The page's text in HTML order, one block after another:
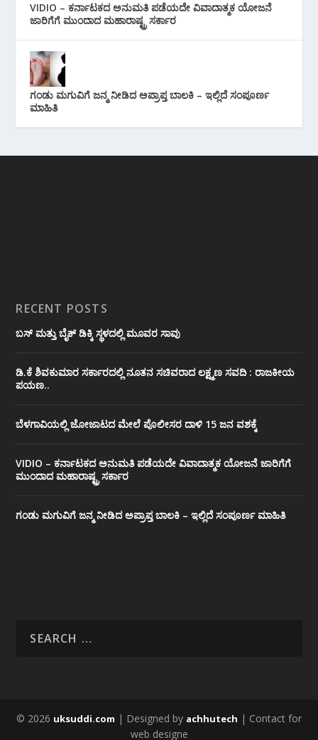
VIDIO – ಕರ್ನಾಟಕದ ಅನುಮತಿ ಪಡೆಯದೇ ವಿವಾದಾತ್ಮಕ ಯೋಜನೆ
ಜಾರಿಗೆಗೆ ಮುಂದಾದ ಮಹಾರಾಷ್ಟ್ರ ಸರ್ಕಾರ
ಗಂಡು ಮಗುವಿಗೆ ಜನ್ಮ ನೀಡಿದ ಅಪ್ರಾಪ್ತ ಬಾಲಕಿ – ಇಲ್ಲಿದೆ ಸಂಪೂರ್ಣ
ಮಾಹಿತಿ
RECENT POSTS
ಬಸ್ ಮತ್ತು ಬೈಕ್ ಡಿಕ್ಕಿ ಸ್ಥಳದಲ್ಲಿ ಮೂವರ ಸಾವು
ಡಿ.ಕೆ ಶಿವಕುಮಾರ ಸರ್ಕಾರದಲ್ಲಿ ನೂತನ ಸಚಿವರಾದ ಲಕ್ಷ್ಮಣ ಸವದಿ : ರಾಜಕೀಯ
ಪಯಣ..
ಬೆಳಗಾವಿಯಲ್ಲಿ ಜೋಜಾಟದ ಮೇಲೆ ಪೊಲೀಸರ ದಾಳಿ 15 ಜನ ವಶಕ್ಕೆ
VIDIO – ಕರ್ನಾಟಕದ ಅನುಮತಿ ಪಡೆಯದೇ ವಿವಾದಾತ್ಮಕ ಯೋಜನೆ ಜಾರಿಗೆಗೆ
ಮುಂದಾದ ಮಹಾರಾಷ್ಟ್ರ ಸರ್ಕಾರ
ಗಂಡು ಮಗುವಿಗೆ ಜನ್ಮ ನೀಡಿದ ಅಪ್ರಾಪ್ತ ಬಾಲಕಿ – ಇಲ್ಲಿದೆ ಸಂಪೂರ್ಣ ಮಾಹಿತಿ
© 2026 uksuddi.com | Designed by achhutech | Contact for
web designe